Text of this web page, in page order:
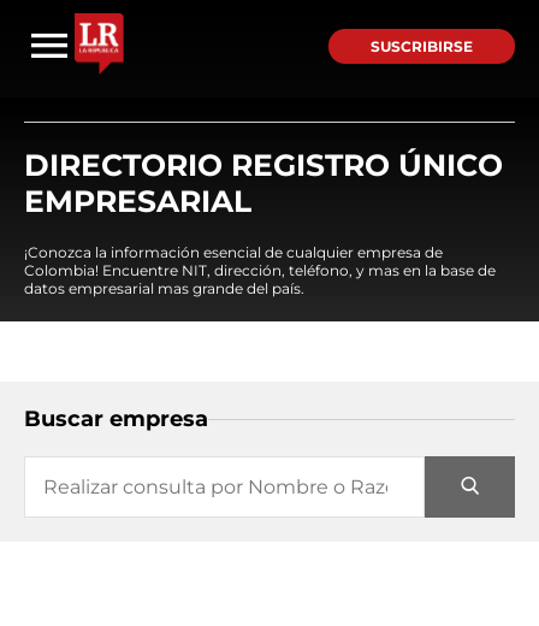
SUSCRIBIRSE
DIRECTORIO REGISTRO ÚNICO
EMPRESARIAL
¡Conozca la información esencial de cualquier empresa de
Colombia! Encuentre NIT, dirección, teléfono, y mas en la base de
datos empresarial mas grande del país.
Buscar empresa